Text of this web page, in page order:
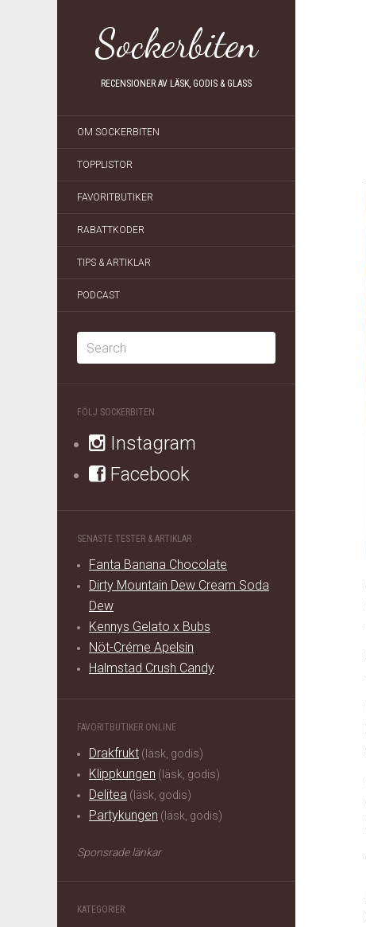
Sockerbiten
RECENSIONER AV LÄSK, GODIS & GLASS
OM SOCKERBITEN
TOPPLISTOR
FAVORITBUTIKER
RABATTKODER
TIPS & ARTIKLAR
PODCAST
FÖLJ SOCKERBITEN
Instagram
Facebook
SENASTE TESTER & ARTIKLAR
Fanta Banana Chocolate
Dirty Mountain Dew Cream Soda
Dew
Kennys Gelato x Bubs
Nöt-Créme Apelsin
Halmstad Crush Candy
FAVORITBUTIKER ONLINE
Drakfrukt (läsk, godis)
Klippkungen (läsk, godis)
Delitea (läsk, godis)
Partykungen (läsk, godis)
Sponsrade länkar
KATEGORIER